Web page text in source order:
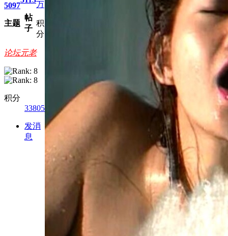
5097
主题
帖
子
万
积
分
论坛元老
积分
33805
发消
息